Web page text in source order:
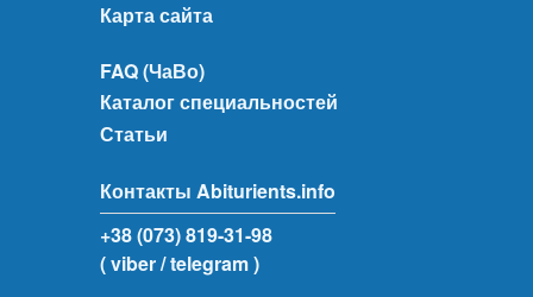
Карта сайта
FAQ (ЧаВо)
Каталог специальностей
Статьи
Контакты Abiturients.info
+38 (073) 819-31-98
( viber/ telegram )